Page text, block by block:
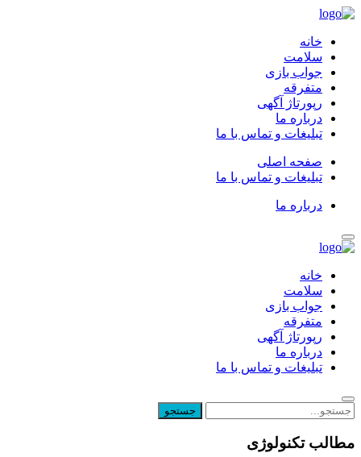
خانه
سلامت
جواب بازی
متفرقه
رپورتاژ آگهی
درباره ما
تبلیغات و تماس با ما
صفحه اصلی
تبلیغات و تماس با ما
درباره ما
خانه
سلامت
جواب بازی
متفرقه
رپورتاژ آگهی
درباره ما
تبلیغات و تماس با ما
مطالب تکنولوژی